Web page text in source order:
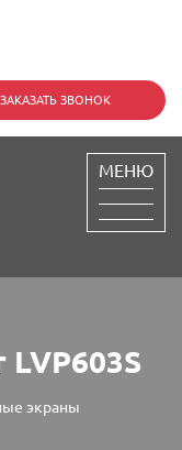
ЗАКАЗАТЬ ЗВОНОК
МЕНЮ
экраны